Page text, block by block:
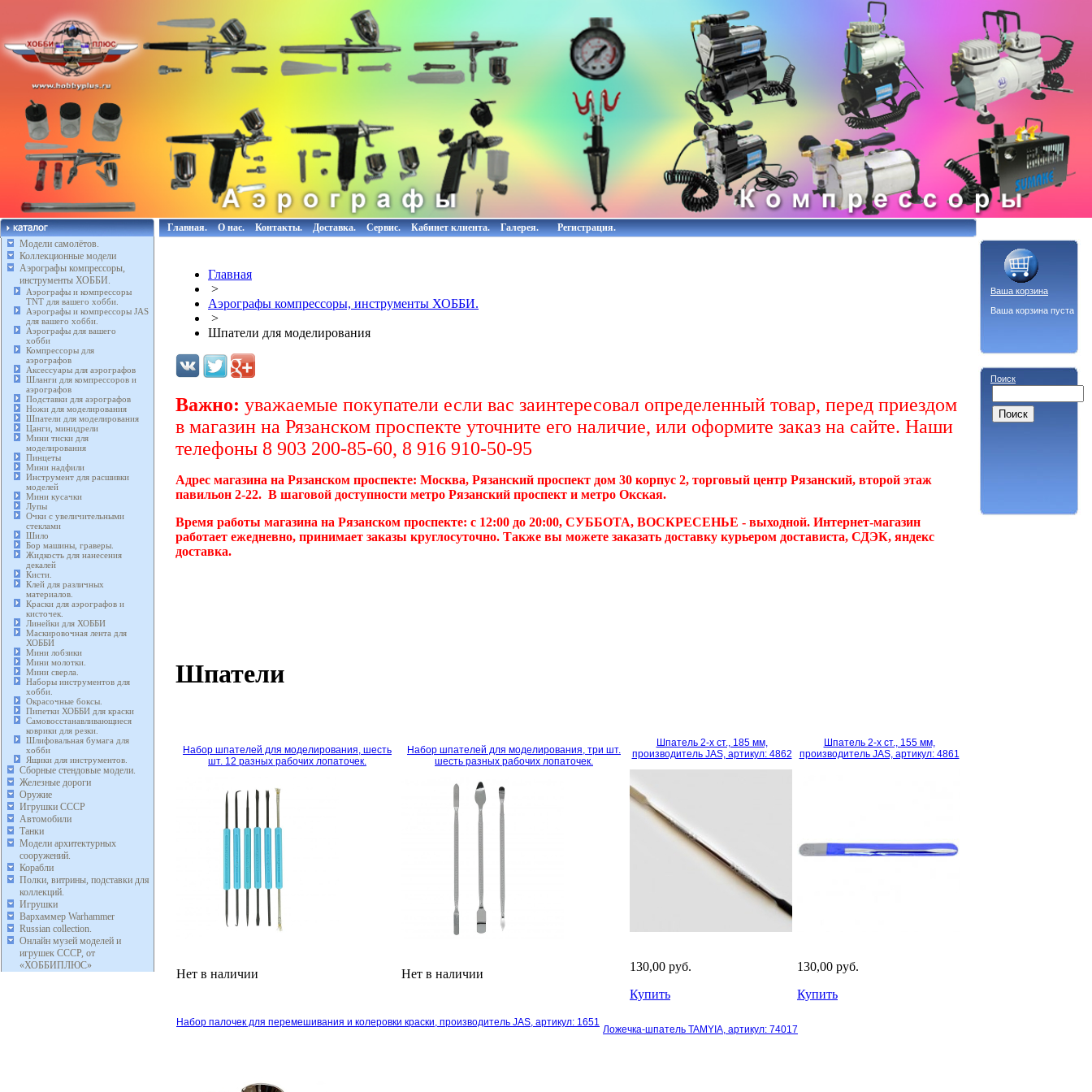
Модели самолётов.
Коллекционные модели
Аэрографы компрессоры,
инструменты ХОББИ.
Аэрографы и компрессоры
TNT для вашего хобби.
Аэрографы и компрессоры JAS
для вашего хобби.
Аэрографы для вашего
хобби
Компрессоры для
аэрографов
Аксессуары для аэрографов
Шланги для компрессоров и
аэрографов
Подставки для аэрографов
Ножи для моделирования
Шпатели для моделирования
Цанги, минидрели
Мини тиски для
моделирования
Пинцеты
Мини надфили
Инструмент для расшивки
моделей
Мини кусачки
Лупы
Очки с увеличительными
стеклами
Шило
Бор машины, граверы.
Жидкость для нанесения
декалей
Кисти.
Клей для различных
материалов.
Краски для аэрографов и
кисточек.
Линейки для ХОББИ
Маскировочная лента для
ХОББИ
Мини лобзики
Мини молотки.
Мини сверла.
Наборы инструментов для
хобби.
Окрасочные боксы.
Пипетки ХОББИ для краски
Самовосстанавливающиеся
коврики для резки.
Шлифовальная бумага для
хобби
Ящики для инструментов.
Сборные стендовые модели.
Железные дороги
Оружие
Игрушки СССР
Автомобили
Танки
Модели архитектурных
сооружений.
Корабли
Полки, витрины, подставки для
коллекций.
Игрушки
Вархаммер Warhammer
Russian collection.
Онлайн музей моделей и
игрушек СССР, от
«ХОББИПЛЮС»
Главная. О нас. Контакты. Доставка. Сервис. Кабинет клиента. Галерея. Регистрация.
Главная
>
Аэрографы компрессоры, инструменты ХОББИ.
>
Шпатели для моделирования
Важно: уважаемые покупатели если вас заинтересовал определенный товар, перед приездом
в магазин на Рязанском проспекте уточните его наличие, или оформите заказ на сайте. Наши
телефоны 8 903 200-85-60, 8 916 910-50-95
Адрес магазина на Рязанском проспекте: Москва, Рязанский проспект дом 30 корпус 2, торговый центр Рязанский, второй этаж
павильон 2-22. В шаговой доступности метро Рязанский проспект и метро Окская.
Время работы магазина на Рязанском проспекте: с 12:00 до 20:00, СУББОТА, ВОСКРЕСЕНЬЕ - выходной. Интернет-магазин
работает ежедневно, принимает заказы круглосуточно. Также вы можете заказать доставку курьером достависта, СДЭК, яндекс
доставка.
Шпатели
Набор шпателей для моделирования, шесть
шт. 12 разных рабочих лопаточек.
Нет в наличии
Набор шпателей для моделирования, три шт.
шесть разных рабочих лопаточек.
Нет в наличии
Шпатель 2-х ст., 185 мм,
производитель JAS, артикул: 4862
130,00 руб.
Купить
Шпатель 2-х ст., 155 мм,
производитель JAS, артикул: 4861
130,00 руб.
Купить
Набор палочек для перемешивания и колеровки краски, производитель JAS, артикул: 1651
Ложечка-шпатель TAMYIA, артикул: 74017
Ваша корзина
Ваша корзина пуста
Поиск